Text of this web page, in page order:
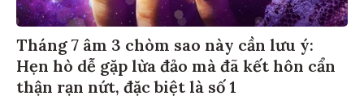
Tháng 7 âm 3 chòm sao này cần lưu ý:
Hẹn hò dễ gặp lừa đảo mà đã kết hôn cẩn
thận rạn nứt, đặc biệt là số 1